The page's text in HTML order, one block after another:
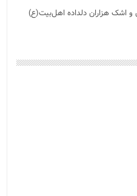
اشک هزاران دلداده اهل‌بیت(ع)